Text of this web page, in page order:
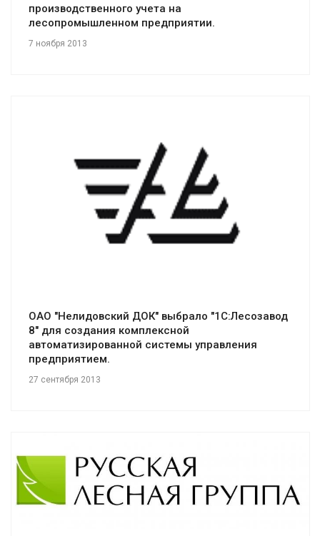
производственного учета на
лесопромышленном предприятии.
7 ноября 2013
Смотреть проект
ОАО "Нелидовский ДОК" выбрало "1С:Лесозавод
8" для создания комплексной
автоматизированной системы управления
предприятием.
27 сентября 2013
Смотреть проект